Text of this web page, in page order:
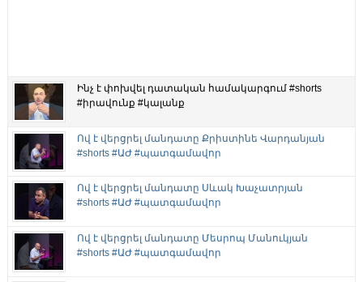
Ինչ է փոխվել դատական համակարգում #shorts
#իրավունք #կալանք
Ով է վերցրել մանդատը Քրիստինե Վարդանյան
#shorts #ԱԺ #պատգամավոր
Ով է վերցրել մանդատը Սևակ Խաչատրյան
#shorts #ԱԺ #պատգամավոր
Ով է վերցրել մանդատը Մեսրոպ Մանուկյան
#shorts #ԱԺ #պատգամավոր